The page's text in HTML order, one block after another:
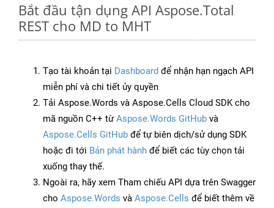
Bắt đầu tận dụng API Aspose.Total
REST cho MD to MHT
Tạo tài khoản tại Dashboard để nhận hạn ngạch API
miễn phí và chi tiết ủy quyền
Tải Aspose.Words và Aspose.Cells Cloud SDK cho
mã nguồn C++ từAspose.Words GitHub và
Aspose.Cells GitHub để tự biên dịch/sử dụng SDK
hoặc đi tới Bản phát hành để biết các tùy chọn tải
xuống thay thế.
Ngoài ra, hãy xem Tham chiếu API dựa trên Swagger
cho Aspose.Words và Aspose.Cells để biết thêm về